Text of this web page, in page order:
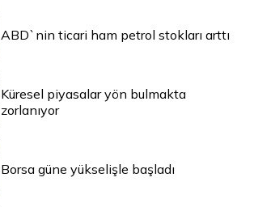
ABD`nin ticari ham petrol stokları arttı
Küresel piyasalar yön bulmakta
zorlanıyor
Borsa güne yükselişle başladı